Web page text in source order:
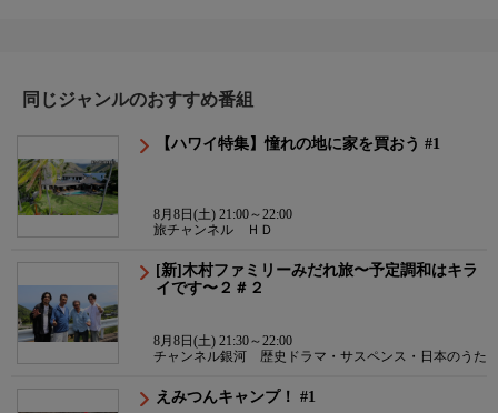
同じジャンルのおすすめ番組
【ハワイ特集】憧れの地に家を買おう #1
8月8日(土) 21:00～22:00
旅チャンネル ＨＤ
[新]木村ファミリーみだれ旅〜予定調和はキラ
イです〜２＃２
8月8日(土) 21:30～22:00
チャンネル銀河 歴史ドラマ・サスペンス・日本のうた
えみつんキャンプ！ #1